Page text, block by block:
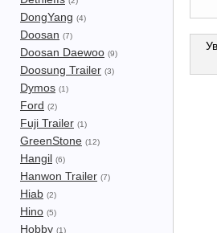
DongYang (4)
Doosan (7)
Doosan Daewoo (9)
Doosung Trailer (3)
Dymos (1)
Ford (2)
Fuji Trailer (1)
GreenStone (12)
Hangil (6)
Hanwon Trailer (7)
Hiab (2)
Hino (5)
Hobby (1)